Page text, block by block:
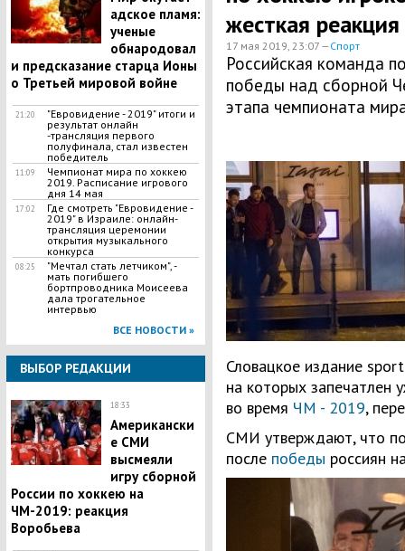
адское пламя:
ученые
обнародовал
и предсказание старца Ионы
о Третьей мировой войне
21:20
"Евровидение - 2019" итоги и
результат онлайн
-трансляция первого
полуфинала, стал известен
победитель
11:09
Чемпионат мира по хоккею
2019. Расписание игрового
дня 14 мая
17:02
​Где смотреть "Евровидение -
2019" в Израиле: онлайн-
трансляция церемонии
открытия музыкального
конкурса
08:25
"Мечтал стать летчиком", -
мать погибшего
бортпроводника Моисеева
дала трогательное
интервью
ВСЕ НОВОСТИ »
ВЫБОР РЕДАКЦИИ
18:33
Американски
е СМИ
высмеяли
игру сборной
России по хоккею на
ЧМ-2019: реакция
Воробьева
жесткая
17 мая 2019, 23:07 —Спорт
Российская команда
победы над сборной
этапа чемпионата
Словацкое издание
на которых запечатлен
во время ЧМ - 2019,
СМИ утверждают, что
после победы россиян